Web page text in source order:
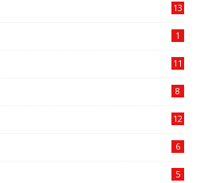
13
1
11
8
12
6
5